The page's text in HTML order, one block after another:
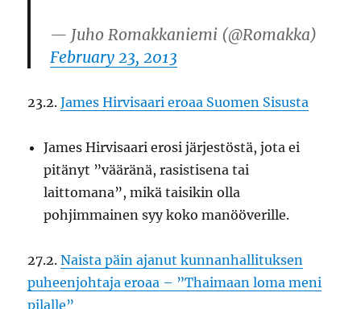
— Juho Romakkaniemi (@Romakka)
February 23, 2013
23.2.James Hirvisaari eroaa Suomen Sisusta
James Hirvisaari erosi järjestöstä, jota ei
pitänyt ”vääränä, rasistisena tai
laittomana”, mikä taisikin olla
pohjimmainen syy koko manööverille.
27.2.Naista päin ajanut kunnanhallituksen
puheenjohtaja eroaa – ”Thaimaan loma meni
pilalle”